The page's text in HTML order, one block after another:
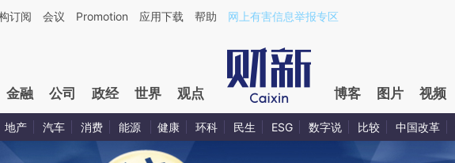
订阅 会议 Promotion 应用下载 帮助 网上有害信息举报专区
金融 公司 政经 世界 观点 博客 图片 视频
地产 汽车 消费 能源 健康 环科 民生 ESG 数字说 比较 中国改革